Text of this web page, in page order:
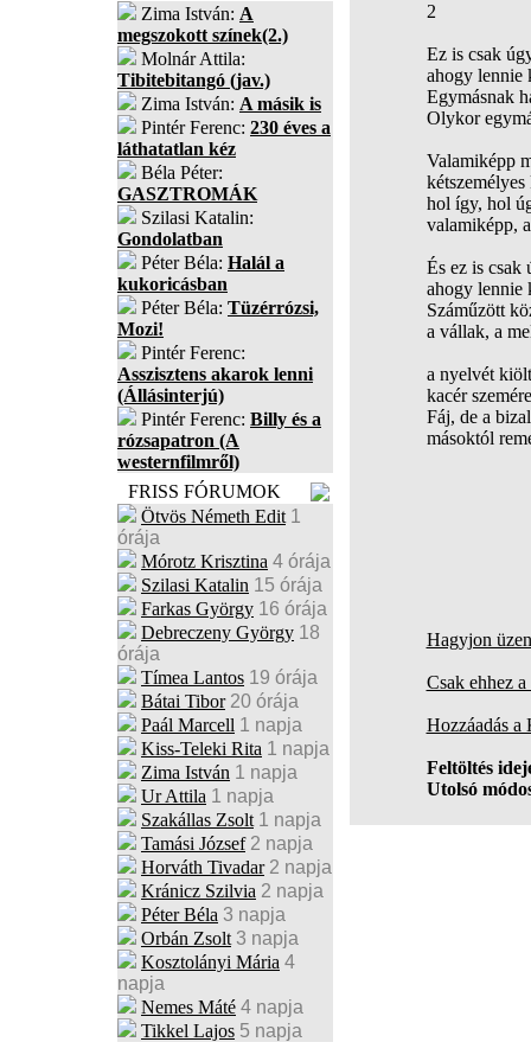
Zima István: A
megszokott színek(2.)
Molnár Attila:
Tibitebitangó (jav.)
Zima István: A másik is
Pintér Ferenc: 230 éves a
láthatatlan kéz
Béla Péter:
GASZTROMÁK
Szilasi Katalin:
Gondolatban
Péter Béla: Halál a
kukoricásban
Péter Béla: Tüzérrózsi,
Mozi!
Pintér Ferenc:
Asszisztens akarok lenni
(Állásinterjú)
Pintér Ferenc: Billy és a
rózsapatron (A
westernfilmről)
FRISS FÓRUMOK
Ötvös Németh Edit 1
órája
Mórotz Krisztina 4 órája
Szilasi Katalin 15 órája
Farkas György 16 órája
Debreczeny György 18
órája
Tímea Lantos 19 órája
Bátai Tibor 20 órája
Paál Marcell 1 napja
Kiss-Teleki Rita 1 napja
Zima István 1 napja
Ur Attila 1 napja
Szakállas Zsolt 1 napja
Tamási József 2 napja
Horváth Tivadar 2 napja
Kránicz Szilvia 2 napja
Péter Béla 3 napja
Orbán Zsolt 3 napja
Kosztolányi Mária 4
napja
Nemes Máté 4 napja
Tikkel Lajos 5 napja
2
Ez is csak
ahogy lennie
Egymásnak
Olykor
Valamiképp
kétszemélyes
hol így, hol
valamiképp,
És ez is csak
ahogy lennie
Száműzött
a vállak, a
a nyelvét
kacér
Fáj, de a
másoktól
Hagyjon
Csak ehhez
Hozzáadás
Feltöltés
Utolsó